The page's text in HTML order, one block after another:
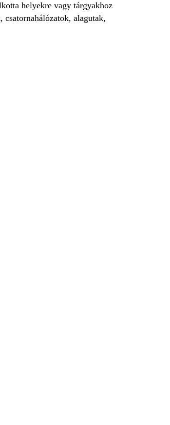
helyekre vagy tárgyakhoz
alagutak,